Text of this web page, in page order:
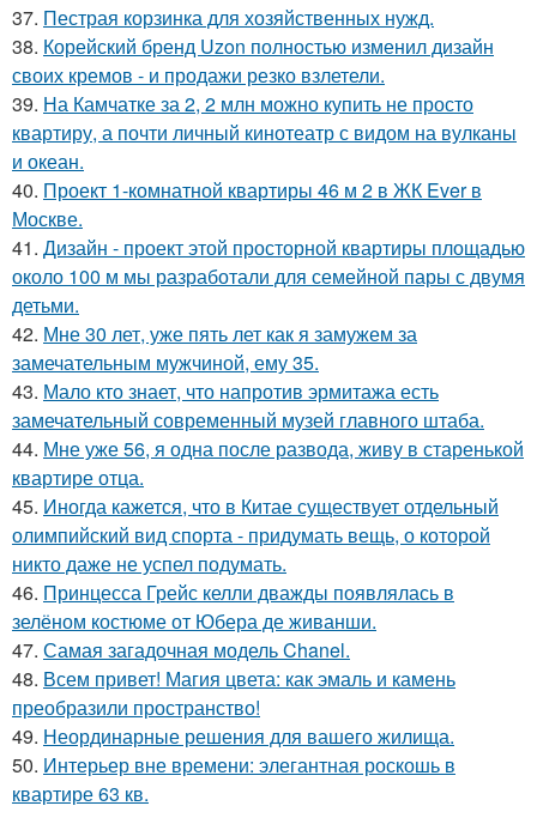
37. Пестрая корзинка для хозяйственных нужд.
38. Корейский бренд Uzon полностью изменил дизайн
своих кремов - и продажи резко взлетели.
39. На Камчатке за 2, 2 млн можно купить не просто
квартиру, а почти личный кинотеатр с видом на вулканы
и океан.
40. Проект 1-комнатной квартиры 46 м 2 в ЖК Ever в
Москве.
41. Дизайн - проект этой просторной квартиры площадью
около 100 м мы разработали для семейной пары с двумя
детьми.
42. Мне 30 лет, уже пять лет как я замужем за
замечательным мужчиной, ему 35.
43. Мало кто знает, что напротив эрмитажа есть
замечательный современный музей главного штаба.
44. Мне уже 56, я одна после развода, живу в старенькой
квартире отца.
45. Иногда кажется, что в Китае существует отдельный
олимпийский вид спорта - придумать вещь, о которой
никто даже не успел подумать.
46. Принцесса Грейс келли дважды появлялась в
зелёном костюме от Юбера де живанши.
47. Самая загадочная модель Chanel.
48. Всем привет! Магия цвета: как эмаль и камень
преобразили пространство!
49. Неординарные решения для вашего жилища.
50. Интерьер вне времени: элегантная роскошь в
квартире 63 кв.